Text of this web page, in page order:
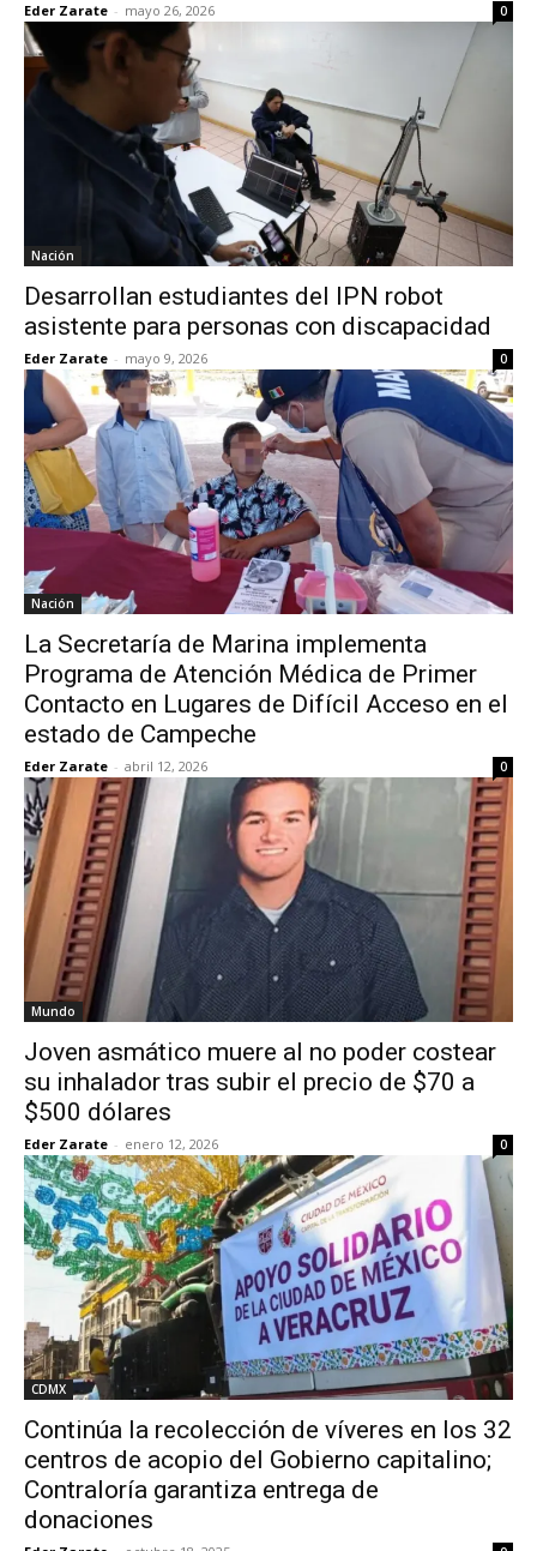
Eder Zarate - mayo 26, 2026 0
Nación
Desarrollan estudiantes del IPN robot
asistente para personas con discapacidad
Eder Zarate - mayo 9, 2026 0
Nación
La Secretaría de Marina implementa
Programa de Atención Médica de Primer
Contacto en Lugares de Difícil Acceso en el
estado de Campeche
Eder Zarate - abril 12, 2026 0
Mundo
Joven asmático muere al no poder costear
su inhalador tras subir el precio de $70 a
$500 dólares
Eder Zarate - enero 12, 2026 0
CDMX
Continúa la recolección de víveres en los 32
centros de acopio del Gobierno capitalino;
Contraloría garantiza entrega de
donaciones